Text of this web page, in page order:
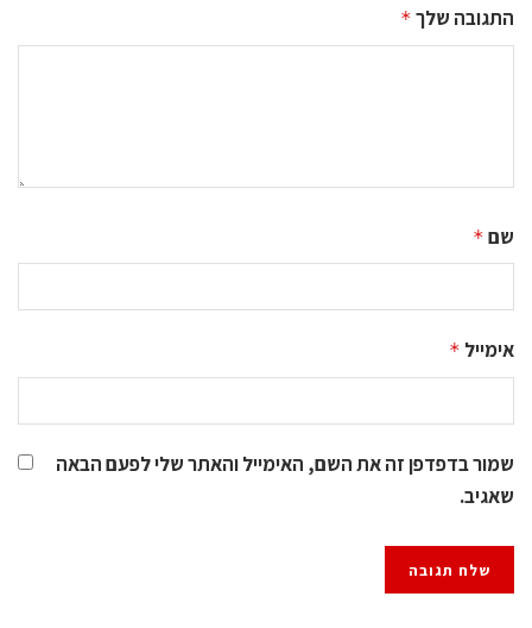
התגובה שלך *
שם *
אימייל *
שמור בדפדפן זה את השם, האימייל והאתר שלי לפעם הבאה
שאגיב.